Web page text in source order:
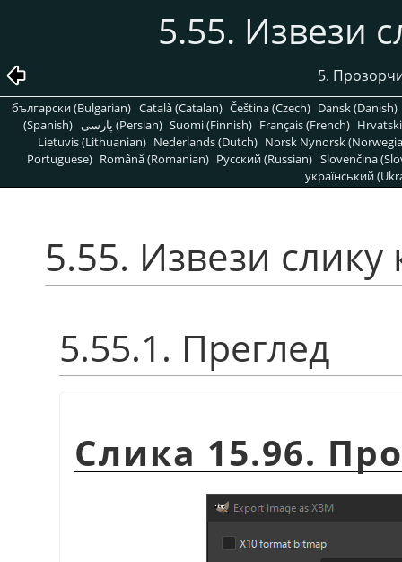
5.55. Извези
5.
български (Bulgarian) Català (Catalan) Čeština (Czech) Dansk (Danish)
(Spanish)
پارسی (Persian) Suomi (Finnish) Français (French)
Lietuvis (Lithuanian) Nederlands (Dutch) Norsk Nynorsk
Portuguese) Română (Romanian) Pусский (Russian) Slovenčina
український
5.55. Извези слику
5.55.1. Преглед
Слика 15.96.